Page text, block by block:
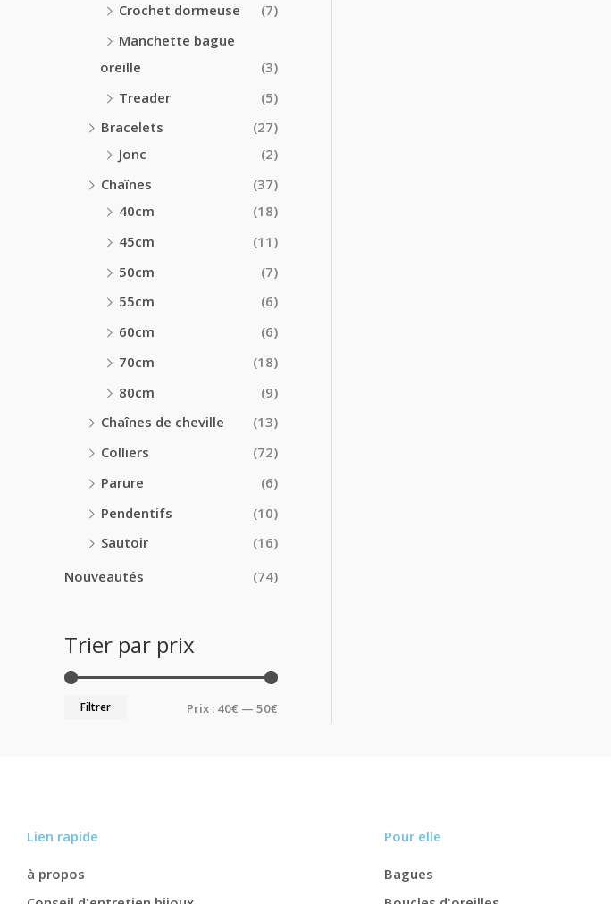
Crochet dormeuse
(7)
Manchette bague
oreille
(3)
Treader
(5)
Bracelets
(27)
Jonc
(2)
Chaînes
(37)
40cm
(18)
45cm
(11)
50cm
(7)
55cm
(6)
60cm
(6)
70cm
(18)
80cm
(9)
Chaînes de cheville
(13)
Colliers
(72)
Parure
(6)
Pendentifs
(10)
Sautoir
(16)
Nouveautés
(74)
Trier par prix
Filtrer Prix : 40€ — 50€
Lien rapide
à propos
Pour elle
Bagues